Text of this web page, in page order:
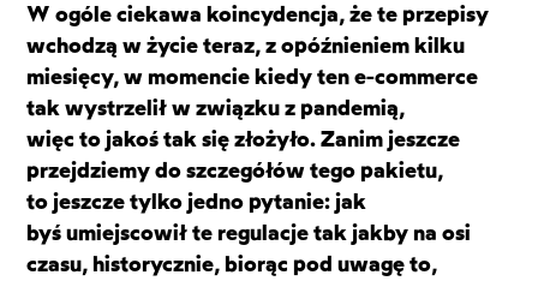
W ogóle ciekawa koincydencja, że te przepisy
wchodzą w życie teraz, z opóźnieniem kilku
miesięcy, w momencie kiedy ten e-commerce
tak wystrzelił w związku z pandemią,
więc to jakoś tak się złożyło. Zanim jeszcze
przejdziemy do szczegółów tego pakietu,
to jeszcze tylko jedno pytanie: jak
byś umiejscowił te regulacje tak jakby na osi
czasu, historycznie, biorąc pod uwagę to,